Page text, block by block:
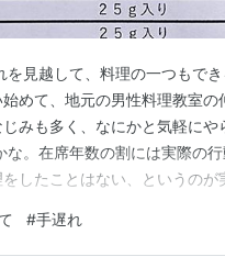
見越して、料理の一つもで
めて、地元の男性料理教室の
みも多く、なにかと気軽にや
。在席年数の割には実際の
したことはない、というのが
る男性も、指導に当たる女性
班に別れた男性の一…
#手遅れ